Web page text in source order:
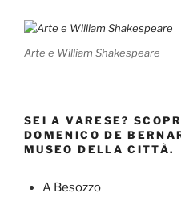
Arte e William Shakespeare
SEI A VARESE?
DOMENICO DE
MUSEO DELLA CITTÀ.
A Besozzo